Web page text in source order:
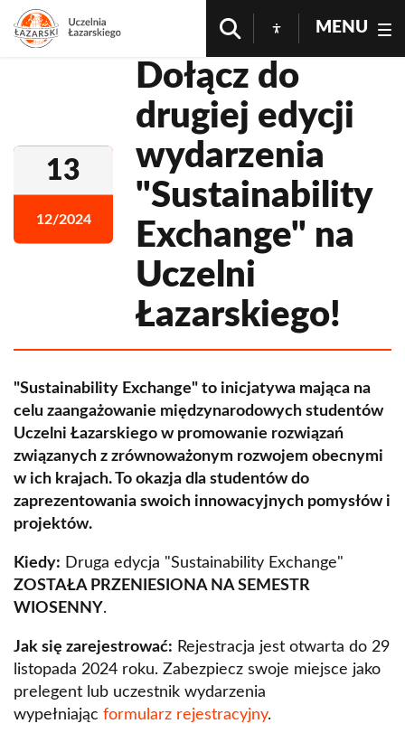
MENU
13
12/2024
Dołącz do
drugiej edycji
wydarzenia
"Sustainability
Exchange" na
Uczelni
Łazarskiego!
"Sustainability Exchange" to inicjatywa mająca na
celu zaangażowanie międzynarodowych studentów
Uczelni Łazarskiego w promowanie rozwiązań
związanych z zrównoważonym rozwojem obecnymi
w ich krajach. To okazja dla studentów do
zaprezentowania swoich innowacyjnych pomysłów i
projektów.
Kiedy: Druga edycja "Sustainability Exchange"
ZOSTAŁA PRZENIESIONA NA SEMESTR
WIOSENNY.
Jak się zarejestrować: Rejestracja jest otwarta do 29
listopada 2024 roku. Zabezpiecz swoje miejsce jako
prelegent lub uczestnik wydarzenia
wypełniając formularz rejestracyjny.